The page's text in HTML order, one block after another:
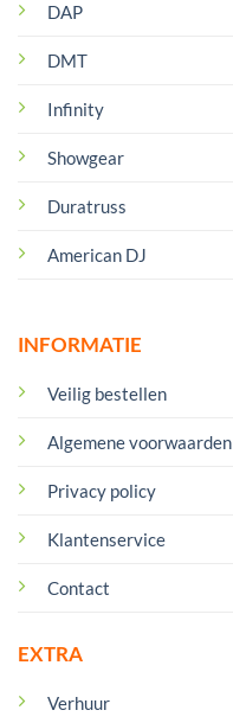
DAP
DMT
Infinity
Showgear
Duratruss
American DJ
INFORMATIE
Veilig bestellen
Algemene voorwaarden
Privacy policy
Klantenservice
Contact
EXTRA
Verhuur